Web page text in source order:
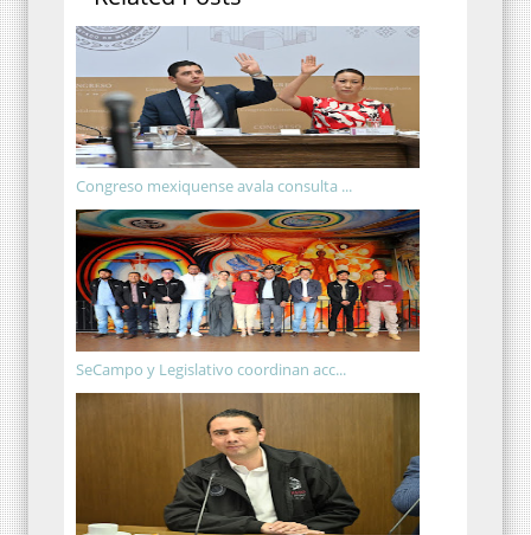
Congreso mexiquense avala consulta ...
SeCampo y Legislativo coordinan acc...